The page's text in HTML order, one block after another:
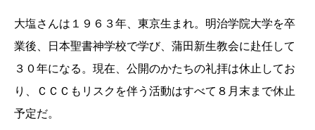
大塩さんは１９６３年、東京生まれ。明治学院大学を卒
業後、日本聖書神学校で学び、蒲田新生教会に赴任して
３０年になる。現在、公開のかたちの礼拝は休止してお
り、ＣＣＣもリスクを伴う活動はすべて８月末まで休止
予定だ。